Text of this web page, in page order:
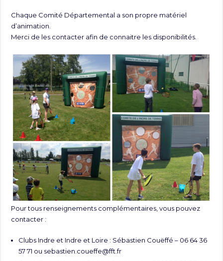
Chaque Comité Départemental a son propre matériel
d’animation.
Merci de les contacter afin de connaitre les disponibilités.
Pour tous renseignements complémentaires, vous pouvez
contacter :
Clubs Indre et Indre et Loire : Sébastien Couëffé – 06 64 36
57 71 ou sebastien.coueffe@fft.fr